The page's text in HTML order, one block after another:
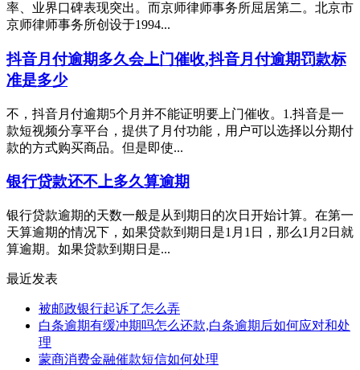
率、业界口碑表现突出。而京师律师事务所屈居第二。北京市
京师律师事务所创设于1994...
抖音月付逾期多久会上门催收,抖音月付逾期罚款标
准是多少
不，抖音月付逾期5个月并不能证明要上门催收。1.抖音是一
款短视频分享平台，提供了月付功能，用户可以选择以分期付
款的方式购买商品。但是即使...
银行贷款还不上多久算逾期
银行贷款逾期的天数一般是从到期日的次日开始计算。在第一
天算逾期的情况下，如果贷款到期日是1月1日，那么1月2日就
算逾期。如果贷款到期日是...
最近发表
被邮政银行起诉了怎么弄
白条逾期有缓冲期吗怎么还款,白条逾期后如何应对和处
理
蒙商消费金融催款短信如何处理